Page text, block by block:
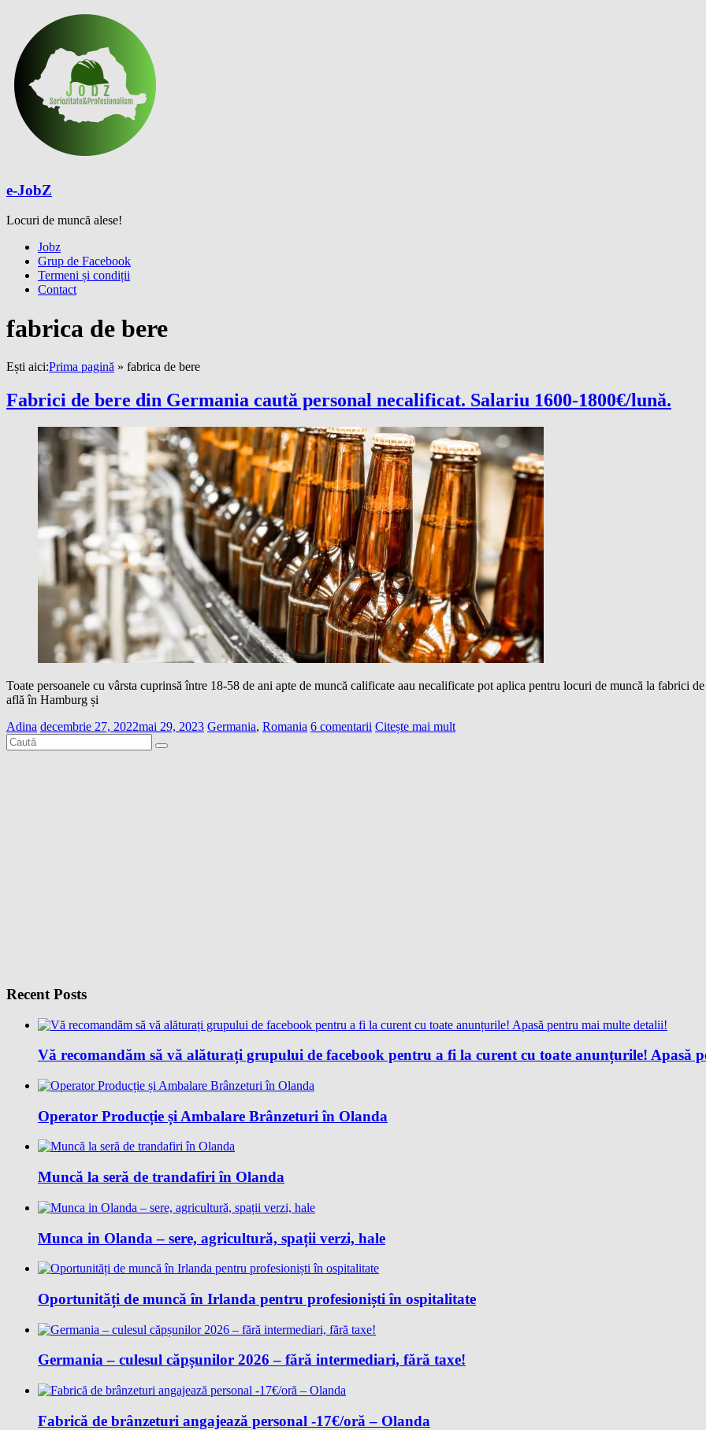
content
e-JobZ
Locuri de muncă alese!
Meniu Jobz
Grup de Facebook
Termeni și condiții
Contact
fabrica de bere
Ești aici:Prima pagină » fabrica de bere
Fabrici de bere din Germania caută personal necalificat. Salariu 1600-1800€/lună.
Toate persoanele cu vârsta cuprinsă între 18-58 de ani apte de muncă calificate aau necalificate pot aplica pentru locuri de muncă la fabrici
află în Hamburg și
Adina decembrie 27, 2022mai 29, 2023 Germania, Romania 6 comentarii Citește mai mult
Recent Posts
Vă recomandăm să vă alăturați grupului de facebook pentru a fi la curent cu toate anunțurile! Apasă
Operator Producție și Ambalare Brânzeturi în Olanda
Muncă la seră de trandafiri în Olanda
Munca in Olanda – sere, agricultură, spații verzi, hale
Oportunități de muncă în Irlanda pentru profesioniști în ospitalitate
Germania – culesul căpșunilor 2026 – fără intermediari, fără taxe!
Fabrică de brânzeturi angajează personal -17€/oră – Olanda